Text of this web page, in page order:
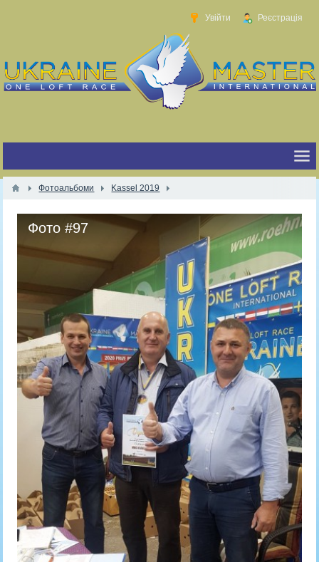
Увійти Реєстрація
Фотоальбоми Kassel 2019
Фото #97